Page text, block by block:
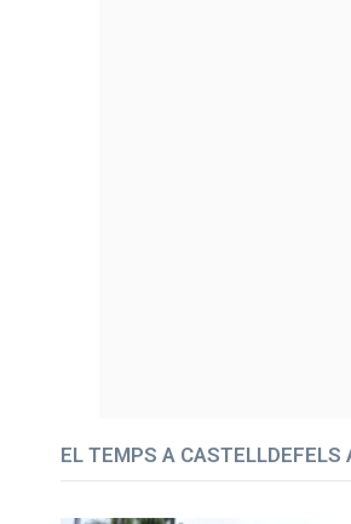
EL TEMPS A CASTELLDEFELS